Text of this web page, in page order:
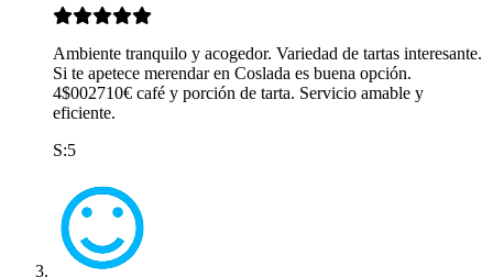
Ambiente tranquilo y acogedor. Variedad de tartas interesante.
Si te apetece merendar en Coslada es buena opción.
4$002710€ café y porción de tarta. Servicio amable y
eficiente.
S:5